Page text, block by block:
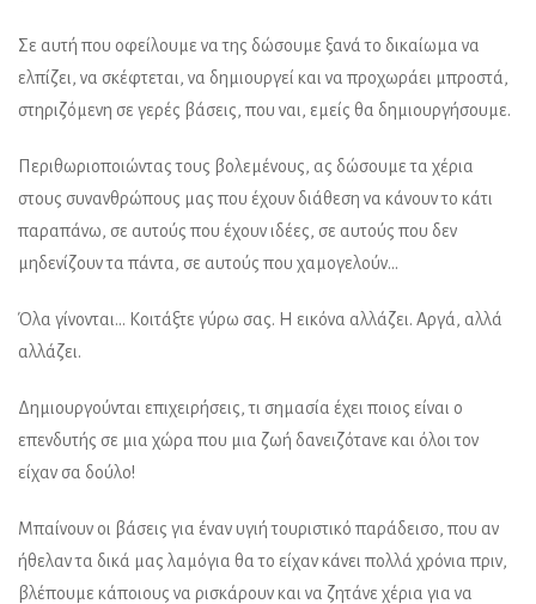
Σε αυτή που οφείλουμε να της δώσουμε ξανά το δικαίωμα να
ελπίζει, να σκέφτεται, να δημιουργεί και να προχωράει μπροστά,
στηριζόμενη σε γερές βάσεις, που ναι, εμείς θα δημιουργήσουμε.
Περιθωριοποιώντας τους βολεμένους, ας δώσουμε τα χέρια
στους συνανθρώπους μας που έχουν διάθεση να κάνουν το κάτι
παραπάνω, σε αυτούς που έχουν ιδέες, σε αυτούς που δεν
μηδενίζουν τα πάντα, σε αυτούς που χαμογελούν…
Όλα γίνονται… Κοιτάξτε γύρω σας. Η εικόνα αλλάζει. Αργά, αλλά
αλλάζει.
Δημιουργούνται επιχειρήσεις, τι σημασία έχει ποιος είναι ο
επενδυτής σε μια χώρα που μια ζωή δανειζότανε και όλοι τον
είχαν σα δούλο!
Μπαίνουν οι βάσεις για έναν υγιή τουριστικό παράδεισο, που αν
ήθελαν τα δικά μας λαμόγια θα το είχαν κάνει πολλά χρόνια πριν,
βλέπουμε κάποιους να ρισκάρουν και να ζητάνε χέρια για να